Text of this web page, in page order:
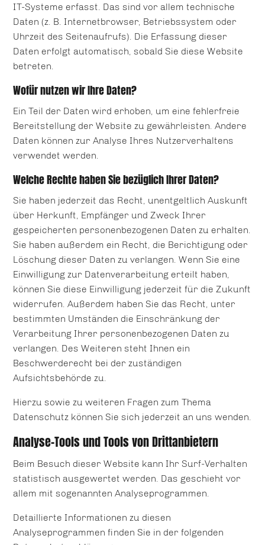
IT-Systeme erfasst. Das sind vor allem technische
Daten (z. B. Internetbrowser, Betriebssystem oder
Uhrzeit des Seitenaufrufs). Die Erfassung dieser
Daten erfolgt automatisch, sobald Sie diese Website
betreten.
Wofür nutzen wir Ihre Daten?
Ein Teil der Daten wird erhoben, um eine fehlerfreie
Bereitstellung der Website zu gewährleisten. Andere
Daten können zur Analyse Ihres Nutzerverhaltens
verwendet werden.
Welche Rechte haben Sie bezüglich Ihrer Daten?
Sie haben jederzeit das Recht, unentgeltlich Auskunft
über Herkunft, Empfänger und Zweck Ihrer
gespeicherten personenbezogenen Daten zu erhalten.
Sie haben außerdem ein Recht, die Berichtigung oder
Löschung dieser Daten zu verlangen. Wenn Sie eine
Einwilligung zur Datenverarbeitung erteilt haben,
können Sie diese Einwilligung jederzeit für die Zukunft
widerrufen. Außerdem haben Sie das Recht, unter
bestimmten Umständen die Einschränkung der
Verarbeitung Ihrer personenbezogenen Daten zu
verlangen. Des Weiteren steht Ihnen ein
Beschwerderecht bei der zuständigen
Aufsichtsbehörde zu.
Hierzu sowie zu weiteren Fragen zum Thema
Datenschutz können Sie sich jederzeit an uns wenden.
Analyse-Tools und Tools von Dritt­anbietern
Beim Besuch dieser Website kann Ihr Surf-Verhalten
statistisch ausgewertet werden. Das geschieht vor
allem mit sogenannten Analyseprogrammen.
Detaillierte Informationen zu diesen
Analyseprogrammen finden Sie in der folgenden